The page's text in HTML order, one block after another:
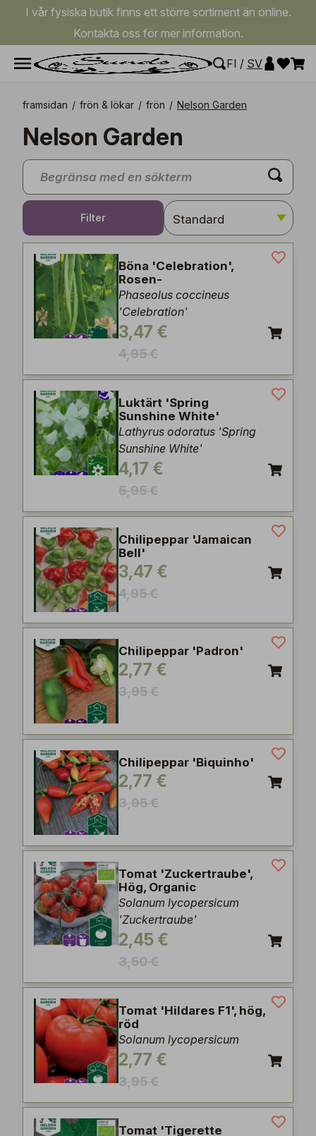
I vår fysiska butik finns ett större sortiment än online.
Kontakta oss för mer information.
FI / SV
framsidan / frön & lökar / frön / Nelson Garden
Nelson Garden
Filter
Böna 'Celebration',
Rosen-
Phaseolus coccineus
'Celebration'
3,47 €
4,95 €
Luktärt 'Spring
Sunshine White'
Lathyrus odoratus 'Spring
Sunshine White'
4,17 €
5,95 €
Chilipeppar 'Jamaican
Bell'
3,47 €
4,95 €
Chilipeppar 'Padron'
2,77 €
3,95 €
Chilipeppar 'Biquinho'
2,77 €
3,95 €
Tomat 'Zuckertraube',
Hög, Organic
Solanum lycopersicum
'Zuckertraube'
2,45 €
3,50 €
Tomat 'Hildares F1', hög,
röd
Solanum lycopersicum
2,77 €
3,95 €
Tomat 'Tigerette